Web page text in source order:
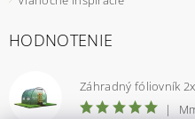
HODNOTENIE
Záhradný fóliovník
|